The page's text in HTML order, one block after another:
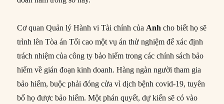
Cơ quan Quản lý Hành vi Tài chính của Anh cho biết họ sẽ
trình lên Tòa án Tối cao một vụ án thử nghiệm để xác định
trách nhiệm của công ty bảo hiểm trong các chính sách bảo
hiểm về gián đoạn kinh doanh. Hàng ngàn người tham gia
bảo hiểm, buộc phải đóng cửa vì dịch bệnh covid-19, tuyên
bố họ được bảo hiểm. Một phán quyết, dự kiến sẽ có ​​vào